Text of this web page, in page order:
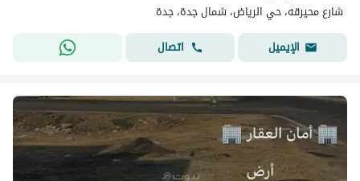
شارع محيرقه، حي الرياض، شمال جدة، جدة
الإيميل
اتصال